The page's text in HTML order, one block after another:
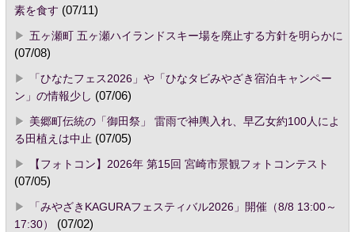
素を食す (07/11)
五ヶ瀬町 五ヶ瀬ハイランドスキー場を廃止する方針を明らかに
(07/08)
「ひなたフェス2026」や「ひなタビみやざき宿泊キャンペー
ン」の情報少し (07/06)
美郷町伝統の「御田祭」 雷雨で神輿入れ、早乙女約100人によ
る田植えは中止 (07/05)
【フォトコン】2026年 第15回 宮崎市景観フォトコンテスト
(07/05)
「みやざきKAGURAフェスティバル2026」開催（8/8 13:00～
17:30）
(07/02)